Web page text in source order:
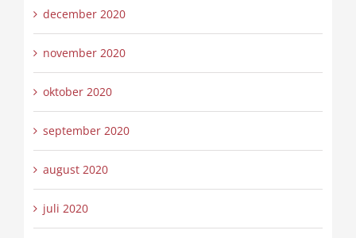
december 2020
november 2020
oktober 2020
september 2020
august 2020
juli 2020